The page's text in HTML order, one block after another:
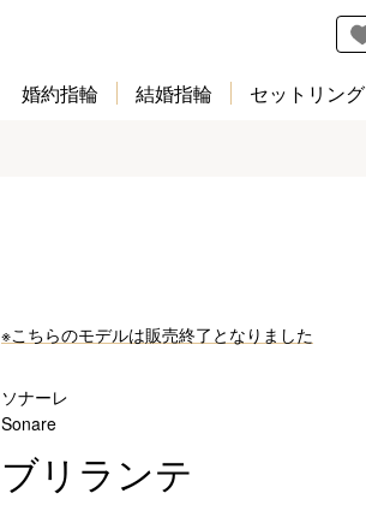
婚約指輪 結婚指輪 セットリング
※こちらのモデルは販売終了となりました
ソナーレ
Sonare
ブリランテ